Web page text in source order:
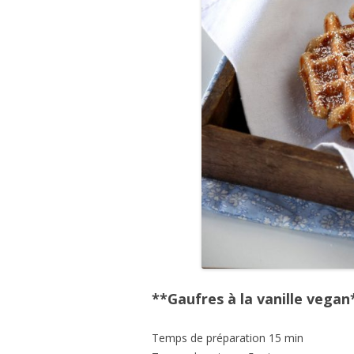
**Gaufres à la vanille
Temps de préparation 15 min